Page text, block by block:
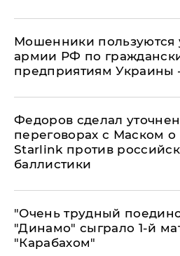
Мошенники пользуются
армии РФ по
предприятиям Украины
Федоров сделал
переговорах с Маском
Starlink против
баллистики
"Очень трудный
"Динамо" сыграло 1-й
"Карабахом"